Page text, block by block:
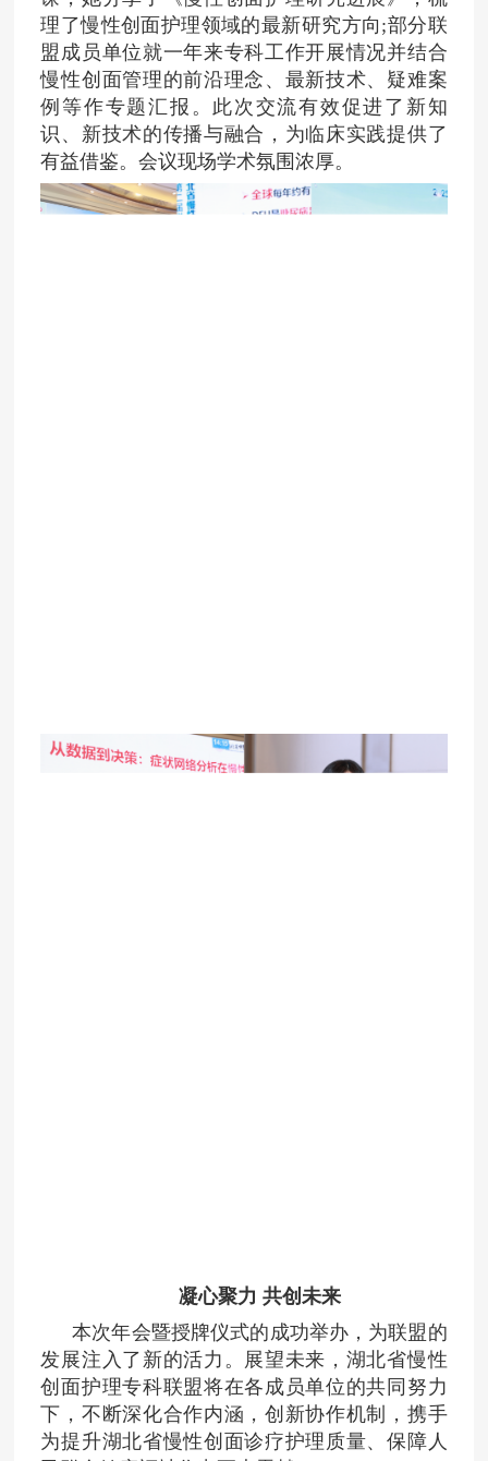
理了慢性创 面护理领域的最新研究方向;部分联
盟成员单位就一年来专科工作开展情况并结合
慢性创面管理的前沿理念、最新技术、疑难案
例等作专题汇报。此次交流有效促进了新知
识、新技术的传播与融合，为临床实践提供了
有益借鉴。会议现场学术氛围浓厚。
凝心聚力 共创未来
本次年会暨授牌仪式的成功举办，为联盟的
发展注入了新的活力。展望未来，湖北省慢性
创面护理专科联盟将在各成员单位的共同努力
下，不断深化合作内涵，创新协作机制，携手
为提升湖北省慢性创面诊疗护理质量、保障人